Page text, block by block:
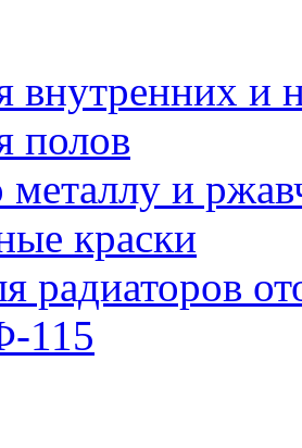
внутренних и
полов
металлу и
краски
радиаторов
115